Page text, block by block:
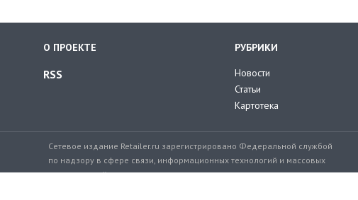
О ПРОЕКТЕ
RSS
РУБРИКИ
Новости
Статьи
Картотека
Сетевое издание Retailer.ru зарегистрировано Федеральной службой
по надзору в сфере связи, информационных технологий и массовых
коммуникаций.